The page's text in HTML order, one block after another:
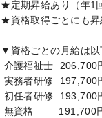
★定期昇給あり（年1
★資格取得ごとにも昇
▼資格ごとの月給は以
介護福祉士 206,700
実務者研修 197,700
初任者研修 193,700
無資格 191,700